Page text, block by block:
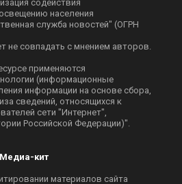
содействия
населения
служба новостей" (ОГРН
не совпадать с мнением авторов.
применяются
(информационные
информации на основе сбора,
сведений, относящихся к
сети "Интернет",
Российской Федерации)".
Медиа-кит
материалов сайта